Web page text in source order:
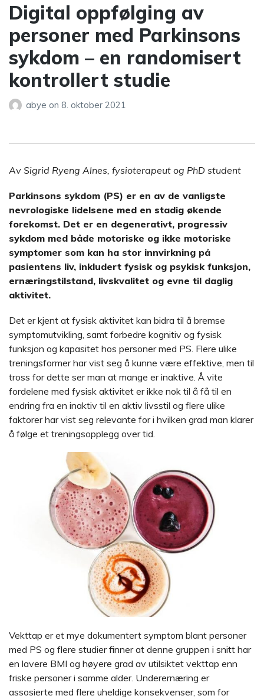
Digital oppfølging av
personer med Parkinsons
sykdom – en randomisert
kontrollert studie
abye on 8. oktober 2021
Av Sigrid Ryeng Alnes, fysioterapeut og PhD student
Parkinsons sykdom (PS) er en av de vanligste
nevrologiske lidelsene med en stadig økende
forekomst. Det er en degenerativt, progressiv
sykdom med både motoriske og ikke motoriske
symptomer som kan ha stor innvirkning på
pasientens liv, inkludert fysisk og psykisk funksjon,
ernæringstilstand, livskvalitet og evne til daglig
aktivitet.
Det er kjent at fysisk aktivitet kan bidra til å bremse
symptomutvikling, samt forbedre kognitiv og fysisk
funksjon og kapasitet hos personer med PS. Flere ulike
treningsformer har vist seg å kunne være effektive, men til
tross for dette ser man at mange er inaktive. Å vite
fordelene med fysisk aktivitet er ikke nok til å få til en
endring fra en inaktiv til en aktiv livsstil og flere ulike
faktorer har vist seg relevante for i hvilken grad man klarer
å følge et treningsopplegg over tid.
Vekttap er et mye dokumentert symptom blant personer
med PS og flere studier finner at denne gruppen i snitt har
en lavere BMI og høyere grad av utilsiktet vekttap enn
friske personer i samme alder. Underernæring er
assosierte med flere uheldige konsekvenser, som for